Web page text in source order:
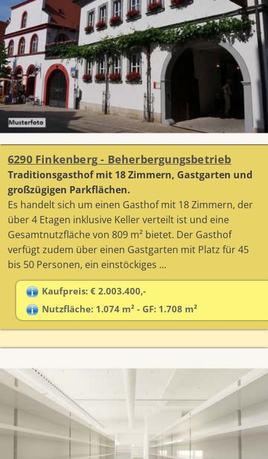
6290 Finkenberg - Beherbergungsbetrieb
Traditionsgasthof mit 18 Zimmern, Gastgarten und
großzügigen Parkflächen.
Es handelt sich um einen Gasthof mit 18 Zimmern, der
über 4 Etagen inklusive Keller verteilt ist und eine
Gesamtnutzfläche von 809 m² bietet. Der Gasthof
verfügt zudem über einen Gastgarten mit Platz für 45
bis 50 Personen, ein einstöckiges ...
Kaufpreis: € 2.003.400,-
Nutzfläche: 1.074 m² - GF: 1.708 m²